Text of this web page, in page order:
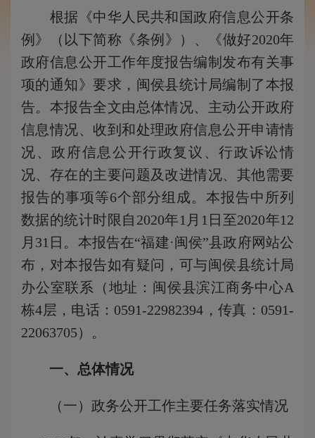
根据《中华人民共和国政府信息公开条
例》（以下简称《条例》）、《做好2020年
政府信息公开工作年度报告编制发布有关事
项的通知》要求，闽侯县统计局编制了本报
告。本报告全文由总体情况、主动公开政府
信息情况、收到和处理政府信息公开申请情
况、政府信息公开行政复议、行政诉讼情
况、存在的主要问题及改进情况、其他需要
报告的事项等6个部分组成。本报告中所列
数据的统计时限自2020年1月1日至2020年12
月31日。本报告在“福建·闽侯”县政府网站公
布，对本报告如有疑问，可与闽侯县统计局
办公室联系（地址：闽侯县滨江商务中心A
栋4层，电话：0591-22982394，传真：0591-
22063705）。
一、总体情况
（一）政务公开工作主要任务落实情况